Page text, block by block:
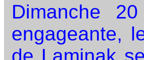
Dimanche
engageante,
de Laminak